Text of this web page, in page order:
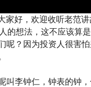
家好，欢迎收听老范
的想法，这不应该算
呢？因为投资人很害
李钟仁，钟表的钟，